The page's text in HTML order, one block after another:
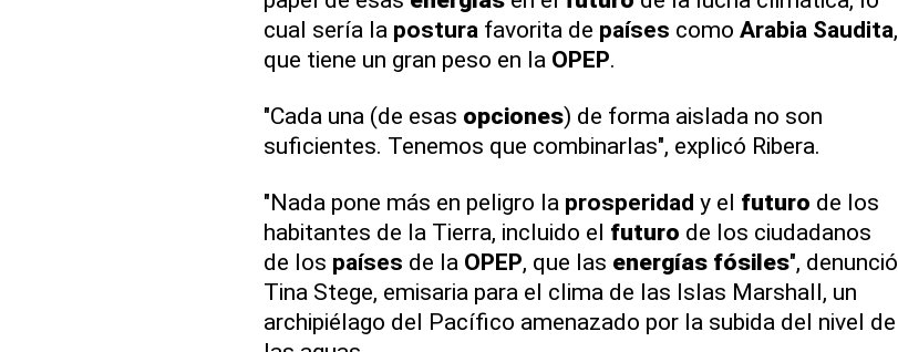
cual sería la posturafavorita de países como Arabia Saudita,
que tiene un gran peso en la OPEP.
"Cada una (de esas opciones) de forma aislada no son
suficientes. Tenemos que combinarlas", explicó Ribera.
"Nada pone más en peligro la prosperidad y el futuro de los
habitantes de la Tierra, incluido el futuro de los ciudadanos
de los países de la OPEP, que las energías fósiles", denunció
Tina Stege, emisaria para el clima de las Islas Marshall, un
archipiélago del Pacífico amenazado por la subida del nivel de